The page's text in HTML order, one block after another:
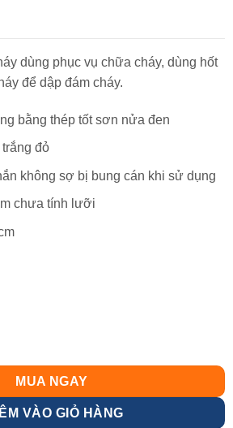
dùng phục vụ chữa cháy, dùng hốt
để dập đám cháy.
bằng thép tốt sơn nửa đen
đỏ
không sợ bị bung cán khi sử dụng
chưa tính lưỡi
số lượng
MUA NGAY
VÀO GIỎ HÀNG